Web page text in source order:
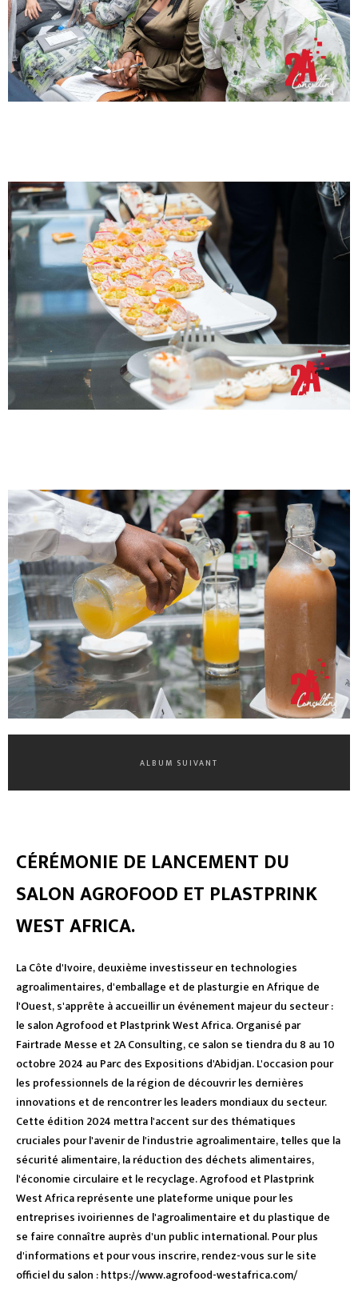
ALBUM SUIVANT
CÉRÉMONIE DE LANCEMENT DU
SALON AGROFOOD ET PLASTPRINK
WEST AFRICA.
La Côte d'Ivoire, deuxième investisseur en technologies
agroalimentaires, d'emballage et de plasturgie en Afrique de
l'Ouest, s'apprête à accueillir un événement majeur du secteur :
le salon Agrofood et Plastprink West Africa. Organisé par
Fairtrade Messe et 2A Consulting, ce salon se tiendra du 8 au 10
octobre 2024 au Parc des Expositions d'Abidjan. L'occasion pour
les professionnels de la région de découvrir les dernières
innovations et de rencontrer les leaders mondiaux du secteur.
Cette édition 2024 mettra l'accent sur des thématiques
cruciales pour l'avenir de l'industrie agroalimentaire, telles que la
sécurité alimentaire, la réduction des déchets alimentaires,
l'économie circulaire et le recyclage. Agrofood et Plastprink
West Africa représente une plateforme unique pour les
entreprises ivoiriennes de l'agroalimentaire et du plastique de
se faire connaître auprès d'un public international. Pour plus
d'informations et pour vous inscrire, rendez-vous sur le site
officiel du salon : https://www.agrofood-westafrica.com/